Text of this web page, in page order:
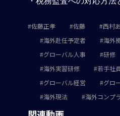
佐藤正孝 佐藤 西村
海外赴任予定者
海外
グローバル人事
研修
海外実習研修
若手社
グローバル経営
グロ
海外現法
海外コンプ